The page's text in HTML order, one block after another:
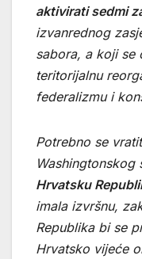
aktivirati sedmi
izvanrednog
sabora, a koji se
teritorijalnu
federalizmu i
Potrebno se
Washingtonskog
Hrvatsku
imala izvršnu,
Republika bi se
Hrvatsko vijeće